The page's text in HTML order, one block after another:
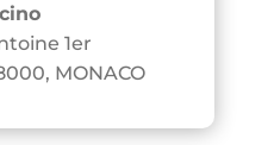
1er
MONACO